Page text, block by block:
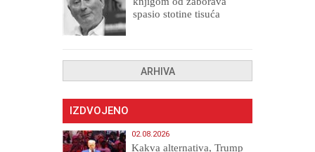
spasio stotine tisuća
ARHIVA
IZDVOJENO
02.08.2026
Kakva alternativa, Trump